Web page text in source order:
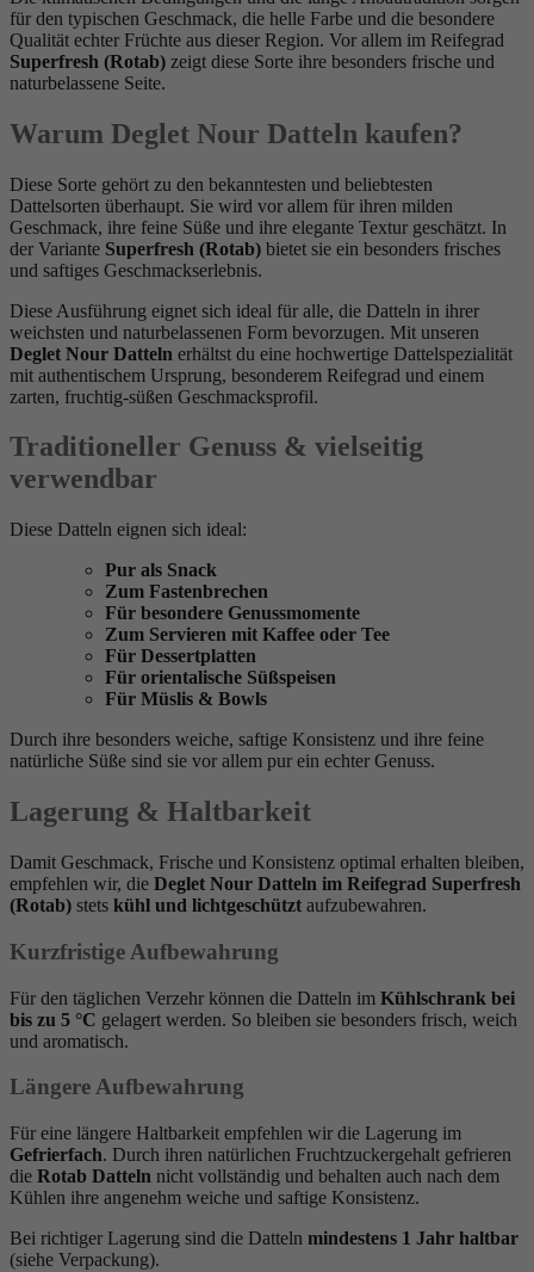
für den typischen Geschmack, die helle Farbe und die besondere
Qualität echter Früchte aus dieser Region. Vor allem im Reifegrad
Superfresh (Rotab) zeigt diese Sorte ihre besonders frische und
naturbelassene Seite.
Warum Deglet Nour Datteln kaufen?
Diese Sorte gehört zu den bekanntesten und beliebtesten
Dattelsorten überhaupt. Sie wird vor allem für ihren milden
Geschmack, ihre feine Süße und ihre elegante Textur geschätzt. In
der Variante Superfresh (Rotab) bietet sie ein besonders frisches
und saftiges Geschmackserlebnis.
Diese Ausführung eignet sich ideal für alle, die Datteln in ihrer
weichsten und naturbelassenen Form bevorzugen. Mit unseren
Deglet Nour Datteln erhältst du eine hochwertige Dattelspezialität
mit authentischem Ursprung, besonderem Reifegrad und einem
zarten, fruchtig-süßen Geschmacksprofil.
Traditioneller Genuss & vielseitig
verwendbar
Diese Datteln eignen sich ideal:
Pur als Snack
Zum Fastenbrechen
Für besondere Genussmomente
Zum Servieren mit Kaffee oder Tee
Für Dessertplatten
Für orientalische Süßspeisen
Für Müslis & Bowls
Durch ihre besonders weiche, saftige Konsistenz und ihre feine
natürliche Süße sind sie vor allem pur ein echter Genuss.
Lagerung & Haltbarkeit
Damit Geschmack, Frische und Konsistenz optimal erhalten bleiben,
empfehlen wir, die Deglet Nour Datteln im Reifegrad Superfresh
(Rotab) stets kühl und lichtgeschützt aufzubewahren.
Kurzfristige Aufbewahrung
Für den täglichen Verzehr können die Datteln im Kühlschrank bei
bis zu 5 °C gelagert werden. So bleiben sie besonders frisch, weich
und aromatisch.
Längere Aufbewahrung
Für eine längere Haltbarkeit empfehlen wir die Lagerung im
Gefrierfach. Durch ihren natürlichen Fruchtzuckergehalt gefrieren
die Rotab Datteln nicht vollständig und behalten auch nach dem
Kühlen ihre angenehm weiche und saftige Konsistenz.
Bei richtiger Lagerung sind die Datteln mindestens 1 Jahr haltbar
(siehe Verpackung).